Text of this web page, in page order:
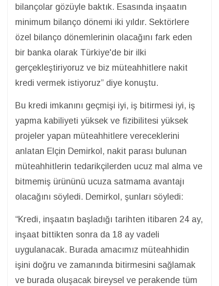
bilançolar gözüyle baktık. Esasında inşaatın
minimum bilanço dönemi iki yıldır. Sektörlere
özel bilanço dönemlerinin olacağını fark eden
bir banka olarak Türkiye'de bir ilki
gerçekleştiriyoruz ve biz müteahhitlere nakit
kredi vermek istiyoruz” diye konuştu.
Bu kredi imkanını geçmişi iyi, iş bitirmesi iyi, iş
yapma kabiliyeti yüksek ve fizibilitesi yüksek
projeler yapan müteahhitlere vereceklerini
anlatan Elçin Demirkol, nakit parası bulunan
müteahhitlerin tedarikçilerden ucuz mal alma ve
bitmemiş ürününü ucuza satmama avantajı
olacağını söyledi. Demirkol, şunları söyledi:
“Kredi, inşaatın başladığı tarihten itibaren 24 ay,
inşaat bittikten sonra da 18 ay vadeli
uygulanacak. Burada amacımız müteahhidin
işini doğru ve zamanında bitirmesini sağlamak
ve burada oluşacak bireysel ve perakende tüm